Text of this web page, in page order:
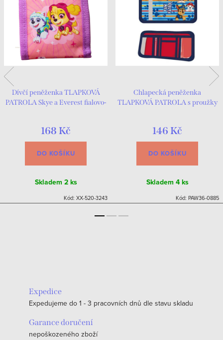
Dívčí peněženka TLAPKOVÁ
PATROLA Skye a Everest fialovo-
168 Kč
DO KOŠÍKU
Skladem 2 ks
Kód: XX-520-3243
Chlapecká peněženka
TLAPKOVÁ PATROLA s proužky
146 Kč
DO KOŠÍKU
Skladem 4 ks
Kód: PAW36-0885
Expedice
Expedujeme do 1 - 3 pracovních dnů dle stavu skladu
Garance doručení
nepoškozeného zboží